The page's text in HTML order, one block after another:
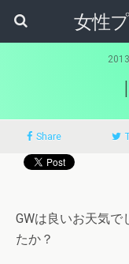
女性
Share
GWは良いお天気で
たか？